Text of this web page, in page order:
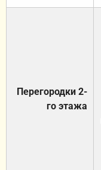
Перегородки 2-
го этажа